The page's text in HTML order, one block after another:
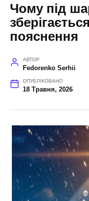
Чому під
пояснення
АВТОР
Fedorenko Serhii
ОПУБЛІКОВАНО
18 Травня, 2026